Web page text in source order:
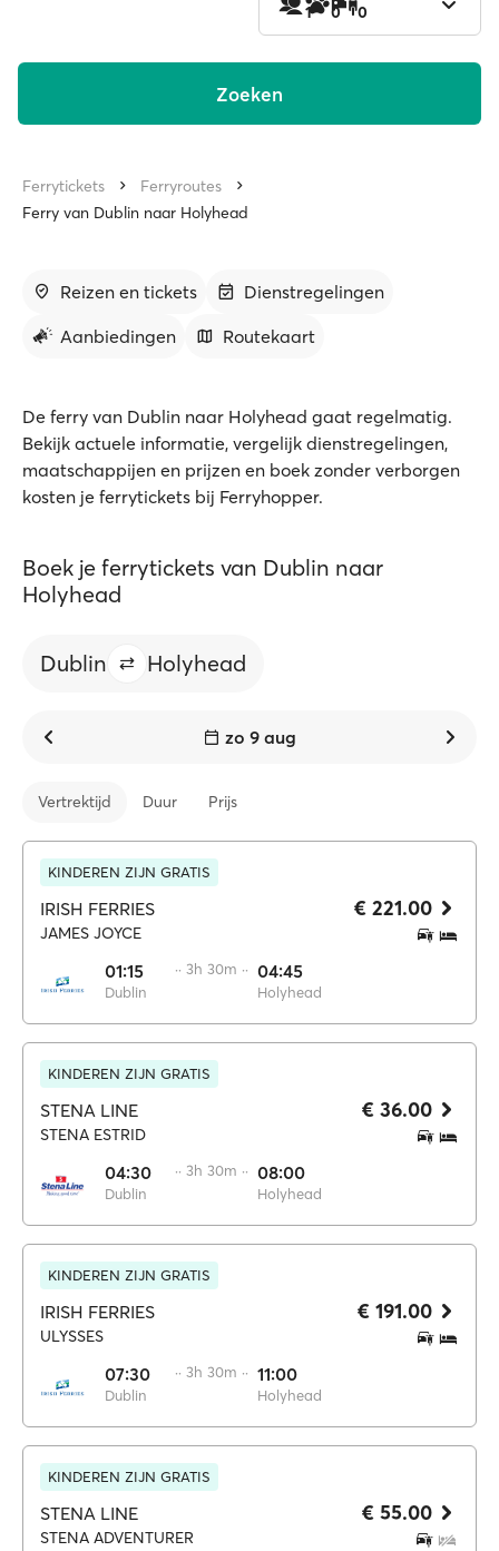
1 0 0
Zoeken
Ferrytickets
Ferryroutes
Ferry van Dublin naar Holyhead
Reizen en tickets
Dienstregelingen
Aanbiedingen
Routekaart
De ferry van Dublin naar Holyhead gaat regelmatig.
Bekijk actuele informatie, vergelijk dienstregelingen,
maatschappijen en prijzen en boek zonder verborgen
kosten je ferrytickets bij Ferryhopper.
Boek je ferrytickets van Dublin naar
Holyhead
Dublin Holyhead
zo 9 aug
Vertrektijd Duur Prijs
KINDEREN ZIJN GRATIS
IRISH FERRIES
JAMES JOYCE
01:15
Dublin
·· 3h 30m ·· 04:45
Holyhead
€ 221.00
KINDEREN ZIJN GRATIS
STENA LINE
STENA ESTRID
04:30
Dublin
·· 3h 30m ·· 08:00
Holyhead
€ 36.00
KINDEREN ZIJN GRATIS
IRISH FERRIES
ULYSSES
07:30
Dublin
·· 3h 30m ·· 11:00
Holyhead
€ 191.00
KINDEREN ZIJN GRATIS
STENA LINE
STENA ADVENTURER
€ 55.00